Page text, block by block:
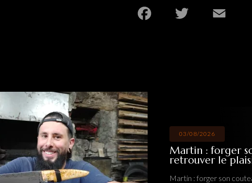
03/08/2026
Martin : forger
retrouver le
Martin : forger son